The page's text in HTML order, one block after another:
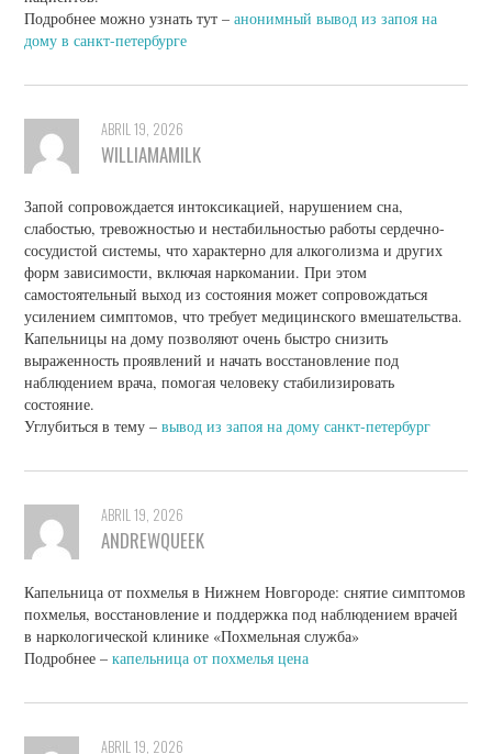
Подробнее можно узнать тут –анонимный вывод из запоя на
дому в санкт-петербурге
ABRIL 19, 2026
WILLIAMAMILK
Запой сопровождается интоксикацией, нарушением сна,
слабостью, тревожностью и нестабильностью работы сердечно-
сосудистой системы, что характерно для алкоголизма и других
форм зависимости, включая наркомании. При этом
самостоятельный выход из состояния может сопровождаться
усилением симптомов, что требует медицинского вмешательства.
Капельницы на дому позволяют очень быстро снизить
выраженность проявлений и начать восстановление под
наблюдением врача, помогая человеку стабилизировать
состояние.
Углубиться в тему –вывод из запоя на дому санкт-петербург
ABRIL 19, 2026
ANDREWQUEEK
Капельница от похмелья в Нижнем Новгороде: снятие симптомов
похмелья, восстановление и поддержка под наблюдением врачей
в наркологической клинике «Похмельная служба»
Подробнее –капельница от похмелья цена
ABRIL 19, 2026